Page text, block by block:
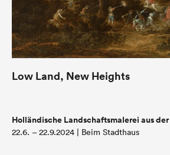
Low Land, New Heights
Holländische Landschaftsmalerei aus
22.6. – 22.9.2024 | Beim Stadthaus